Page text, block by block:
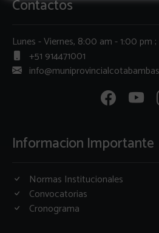
Contactos
Lunes - Viernes, 8:00 am - 1:00
+51 914471001
Informacion Importante
Normas Institucionales
Convocatorias
Cronograma